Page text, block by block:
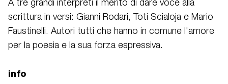
A tre grandi interpreti il merito di dare voce alla
scrittura in versi: Gianni Rodari, Toti Scialoja e Mario
Faustinelli. Autori tutti che hanno in comune l'amore
per la poesia e la sua forza espressiva.
info